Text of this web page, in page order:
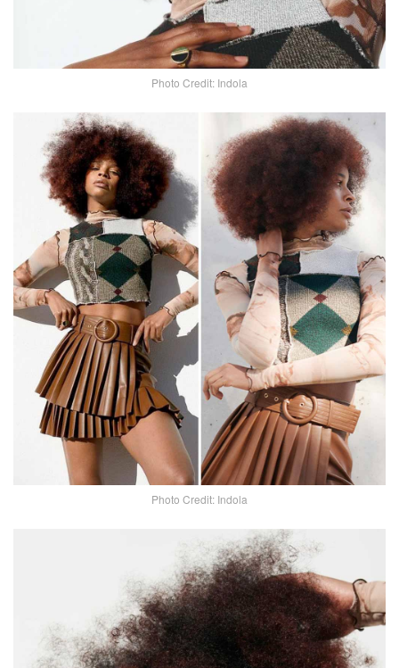
Photo Credit: Indola
Photo Credit: Indola